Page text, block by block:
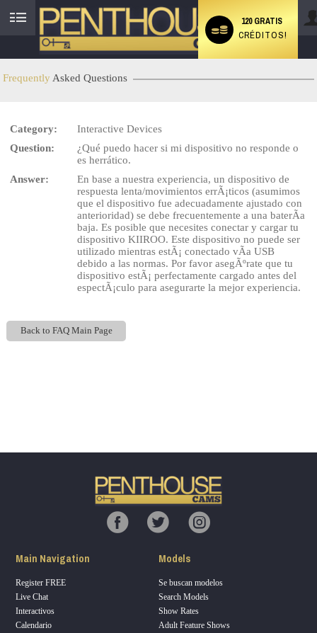
User
status
120 GRATIS
CRÉDITOS!
Frequently Asked Questions
Category:
Interactive Devices
Question:
¿Qué puedo hacer si mi dispositivo no responde o
es herrático.
Answer:
En base a nuestra experiencia, un dispositivo de
respuesta lenta/movimientos errÃ¡ticos (asumimos
que el dispositivo fue adecuadamente ajustado con
anterioridad) se debe frecuentemente a una baterÃ­a
baja. Es posible que necesites conectar y cargar tu
dispositivo KIIROO. Este dispositivo no puede ser
utilizado mientras estÃ¡ conectado vÃ­a USB
debido a las normas. Por favor asegÃºrate que tu
dispositivo estÃ¡ perfectamente cargado antes del
espectÃ¡culo para asegurarte la mejor experiencia.
Back to FAQ Main Page
Main Navigation
Register FREE
Live Chat
Interactivos
Calendario
Models
Se buscan modelos
Search Models
Show Rates
Adult Feature Shows
LIMITED TIME OFFER!
120
F
R
E
E
C
R
E
DI
T
S